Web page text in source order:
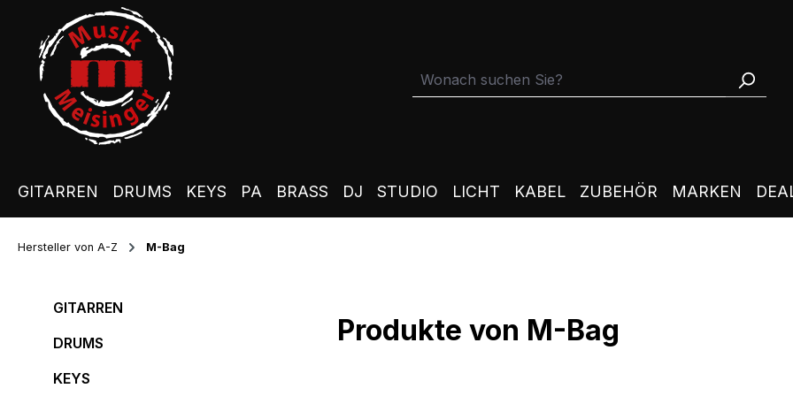
Hauptinhalt springen
Zur Suche springen
Zur Hauptnavigation springen
GITARREN DRUMS KEYS PA BRASS DJ STUDIO LICHT KABEL ZUBEHÖR MARKEN
Hersteller von A-Z M-Bag
GITARREN
DRUMS
KEYS
Produkte von M-Bag